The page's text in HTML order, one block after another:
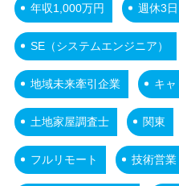
年収1,000万円 週休3日
SE（システムエンジニア）
地域未来牽引企業 キ
土地家屋調査士 関東
フルリモート 技術営業